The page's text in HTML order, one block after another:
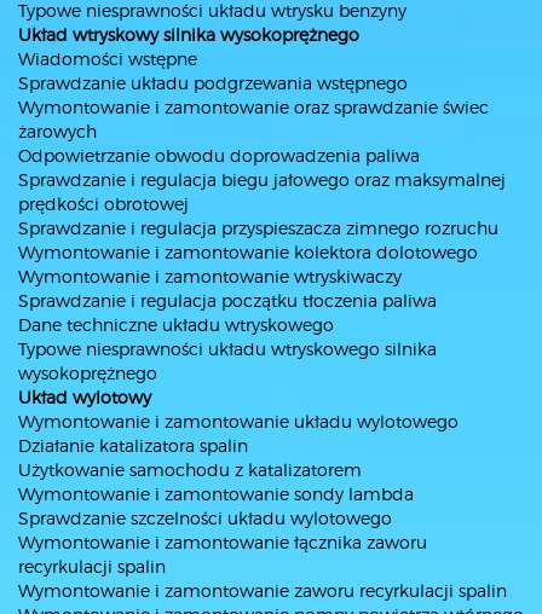
Typowe niesprawności układu wtrysku benzyny
Układ wtryskowy silnika wysokoprężnego
Wiadomości wstępne
Sprawdzanie układu podgrzewania wstępnego
Wymontowanie i zamontowanie oraz sprawdzanie świec
żarowych
Odpowietrzanie obwodu doprowadzenia paliwa
Sprawdzanie i regulacja biegu jałowego oraz maksymalnej
prędkości obrotowej
Sprawdzanie i regulacja przyspieszacza zimnego rozruchu
Wymontowanie i zamontowanie kolektora dolotowego
Wymontowanie i zamontowanie wtryskiwaczy
Sprawdzanie i regulacja początku tłoczenia paliwa
Dane techniczne układu wtryskowego
Typowe niesprawności układu wtryskowego silnika
wysokoprężnego
Układ wylotowy
Wymontowanie i zamontowanie układu wylotowego
Działanie katalizatora spalin
Użytkowanie samochodu z katalizatorem
Wymontowanie i zamontowanie sondy lambda
Sprawdzanie szczelności układu wylotowego
Wymontowanie i zamontowanie łącznika zaworu
recyrkulacji spalin
Wymontowanie i zamontowanie zaworu recyrkulacji spalin